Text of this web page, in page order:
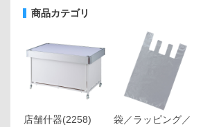
商品カテゴリ
店舗什器(2258)
袋／ラッピング／